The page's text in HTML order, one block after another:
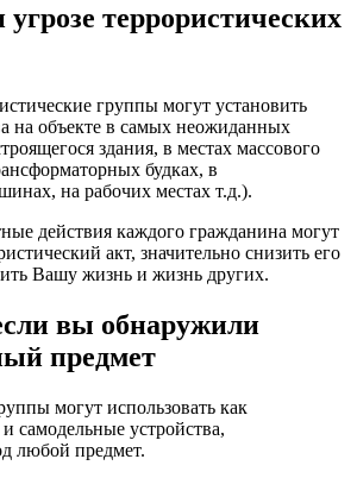
террористических
группы могут установить
на объекте в самых неожиданных
здания, в местах массового
будках, в
на рабочих местах т.д.).
действия каждого гражданина могут
акт, значительно снизить его
Вашу жизнь и жизнь других.
вы обнаружили
предмет
могут использовать как
самодельные устройства,
любой предмет.